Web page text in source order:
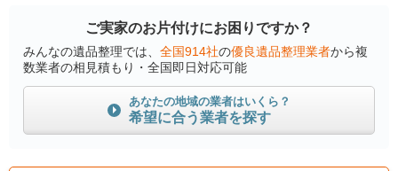
ご実家のお片付けにお困りですか？
みんなの遺品整理では、 全国914社の優良遺品整理業者から複
数業者の相見積もり・全国即日対応可能
あなたの地域の業者はいくら？
希望に合う業者を探す